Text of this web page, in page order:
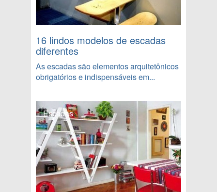
16 lindos modelos de escadas
diferentes
As escadas são elementos arquitetônicos
obrigatórios e indispensáveis em...
Escadas